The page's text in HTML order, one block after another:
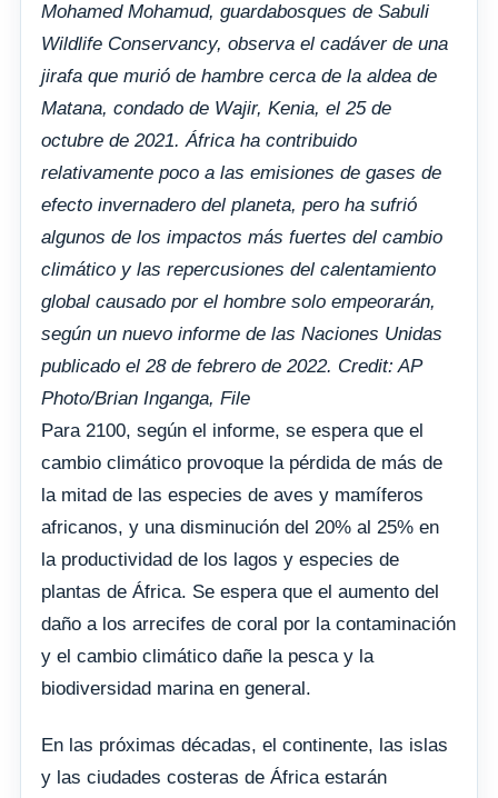
Mohamed Mohamud, guardabosques de Sabuli
Wildlife Conservancy, observa el cadáver de una
jirafa que murió de hambre cerca de la aldea de
Matana, condado de Wajir, Kenia, el 25 de
octubre de 2021. África ha contribuido
relativamente poco a las emisiones de gases de
efecto invernadero del planeta, pero ha sufrió
algunos de los impactos más fuertes del cambio
climático y las repercusiones del calentamiento
global causado por el hombre solo empeorarán,
según un nuevo informe de las Naciones Unidas
publicado el 28 de febrero de 2022. Credit: AP
Photo/Brian Inganga, File
Para 2100, según el informe, se espera que el
cambio climático provoque la pérdida de más de
la mitad de las especies de aves y mamíferos
africanos, y una disminución del 20% al 25% en
la productividad de los lagos y especies de
plantas de África. Se espera que el aumento del
daño a los arrecifes de coral por la contaminación
y el cambio climático dañe la pesca y la
biodiversidad marina en general.
En las próximas décadas, el continente, las islas
y las ciudades costeras de África estarán